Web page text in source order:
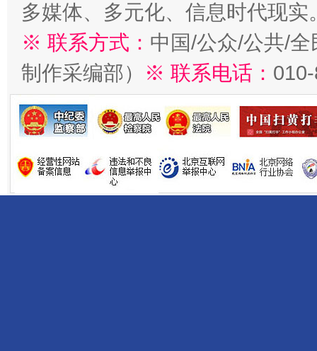
多媒体、多元化、信息时代现实
※ 联系方式： 中国/公众/公共/
制作采编部）
※ 联系电话：